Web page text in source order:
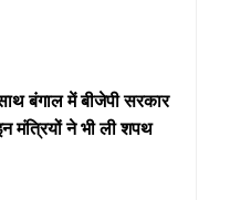
बंगाल में बीजेपी सरकार
मंत्रियों ने भी ली शपथ